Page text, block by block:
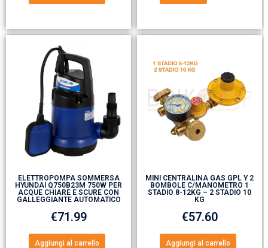
ELETTROPOMPA SOMMERSA
HYUNDAI Q750B23M 750W PER
ACQUE CHIARE E SCURE CON
GALLEGGIANTE AUTOMATICO
€71.99
Aggiungi al carrello
MINI CENTRALINA GAS GPL Y 2
BOMBOLE C/MANOMETRO 1
STADIO 8-12KG – 2 STADIO 10
KG
€57.60
Aggiungi al carrello